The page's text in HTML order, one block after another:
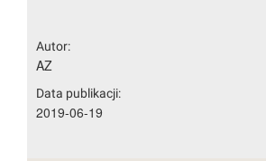
Autor:
AZ
Data publikacji:
2019-06-19